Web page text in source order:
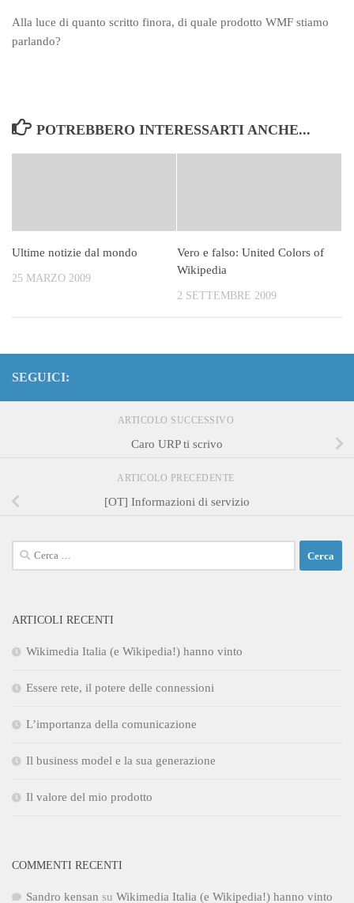
Alla luce di quanto scritto finora, di quale prodotto WMF stiamo
parlando?
POTREBBERO INTERESSARTI ANCHE...
Ultime notizie dal mondo
25 MARZO 2009
Vero e falso: United Colors of
Wikipedia
2 SETTEMBRE 2009
SEGUICI:
ARTICOLO SUCCESSIVO
Caro URP ti scrivo
ARTICOLO PRECEDENTE
[OT] Informazioni di servizio
Ricerca
per:
ARTICOLI RECENTI
Wikimedia Italia (e Wikipedia!) hanno vinto
Essere rete, il potere delle connessioni
L’importanza della comunicazione
Il business model e la sua generazione
Il valore del mio prodotto
COMMENTI RECENTI
Sandro kensan su Wikimedia Italia (e Wikipedia!) hanno vinto